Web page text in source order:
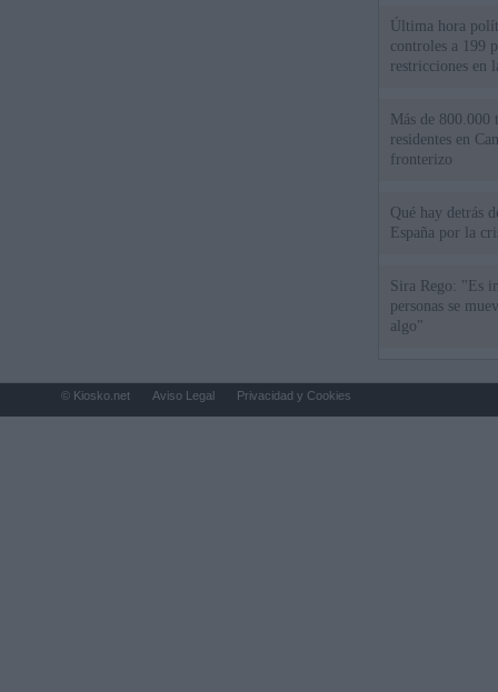
Última hora
controles a 199
restricciones en
Más de 800.000
residentes en
fronterizo
Qué hay detrás
España por la
Sira Rego: "Es
personas se
algo"
© Kiosko.net Aviso Legal Privacidad y Cookies